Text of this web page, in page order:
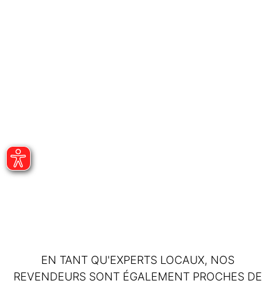
EN TANT QU'EXPERTS LOCAUX, NOS
REVENDEURS SONT ÉGALEMENT PROCHES DE